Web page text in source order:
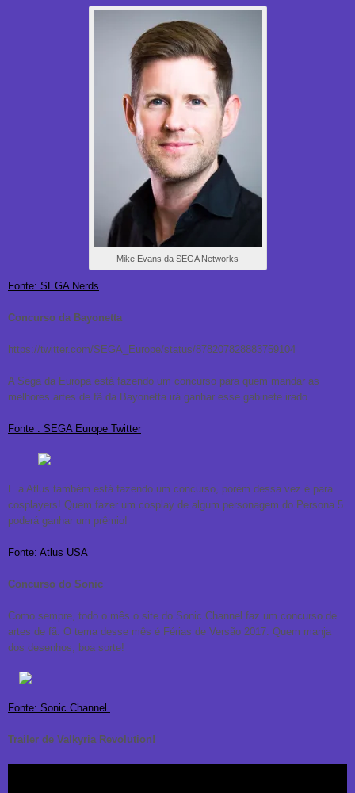
Mike Evans da SEGA Networks
Fonte: SEGA Nerds
Concurso da Bayonetta
https://twitter.com/SEGA_Europe/status/878207828883759104
A Sega da Europa está fazendo um concurso para quem mandar as
melhores artes de fã da Bayonetta irá ganhar esse gabinete irado.
Fonte : SEGA Europe Twitter
E a Atlus também está fazendo um concurso, porém dessa vez é para
cosplayers! Quem fazer um cosplay de algum personagem do Persona 5
poderá ganhar um prêmio!
Fonte: Atlus USA
Concurso do Sonic
Como sempre, todo o mês o site do Sonic Channel faz um concurso de
artes de fã. O tema desse mês é Férias de Versão 2017. Quem manja
dos desenhos, boa sorte!
Fonte: Sonic Channel.
Trailer de Valkyria Revolution!